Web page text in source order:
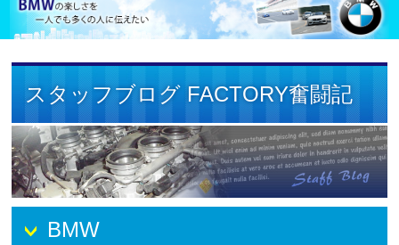
スタッフブログ FACTORY奮闘記
BMW